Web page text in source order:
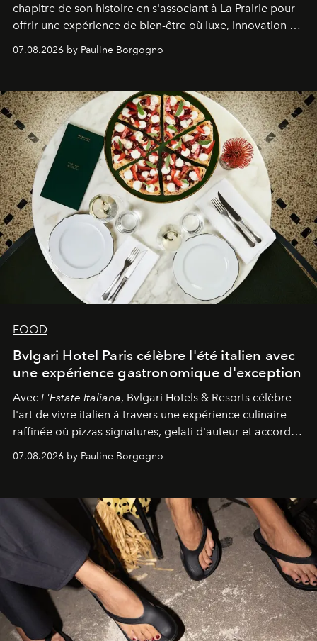
chapitre de son histoire en s'associant à La Prairie pour
offrir une expérience de bien-être où luxe, innovation et
expertise se rencontrent.
07.08.2026 by Pauline Borgogno
FOOD
Bvlgari Hotel Paris célèbre l'été italien avec
une expérience gastronomique d'exception
Avec L'Estate Italiana, Bvlgari Hotels & Resorts célèbre
l'art de vivre italien à travers une expérience culinaire
raffinée où pizzas signatures, gelati d'auteur et accords
d'exception composent un véritable voyage sensoriel.
07.08.2026 by Pauline Borgogno